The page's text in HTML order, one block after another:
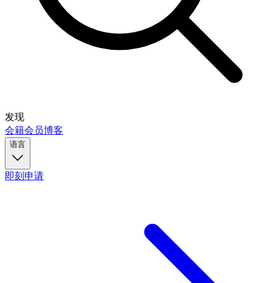
发现
会籍会员博客
语言
即刻申请